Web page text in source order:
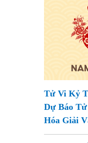
Tử Vi Kỷ
Dự Báo
Hóa Giải